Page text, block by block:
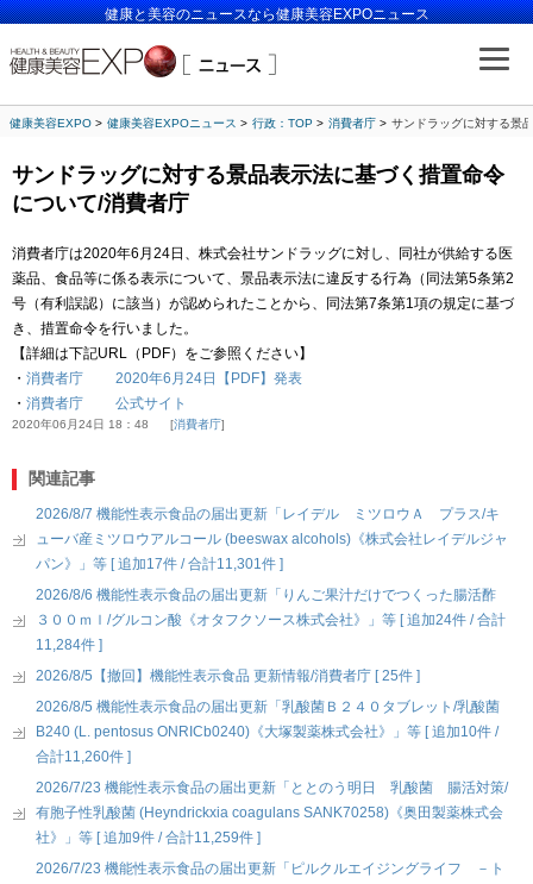
健康と美容のニュースなら健康美容EXPOニュース
健康美容EXPO 健康美容EXPOニュース 行政：TOP 消費者庁 サンドラッグに対する景
サンドラッグに対する景品表示法に基づく措置命令
について/消費者庁
消費者庁は2020年6月24日、株式会社サンドラッグに対し、同社が供給する医
薬品、食品等に係る表示について、景品表示法に違反する行為（同法第5条第2
号（有利誤認）に該当）が認められたことから、同法第7条第1項の規定に基づ
き、措置命令を行いました。
【詳細は下記URL（PDF）をご参照ください】
・ 消費者庁 2020年6月24日【PDF】発表
・ 消費者庁 公式サイト
2020年06月24日 18：48 消費者庁
関連記事
2026/8/7 機能性表示食品の届出更新「レイデル ミツロウＡ プラス/キ
ューバ産ミツロウアルコール (beeswax alcohols)《株式会社レイデルジャ
パン》」等 [ 追加17件 / 合計11,301件 ]
2026/8/6 機能性表示食品の届出更新「りんご果汁だけでつくった腸活酢
３００ｍｌ/グルコン酸《オタフクソース株式会社》」等 [ 追加24件 / 合計
11,284件 ]
2026/8/5【撤回】機能性表示食品 更新情報/消費者庁 [ 25件 ]
2026/8/5 機能性表示食品の届出更新「乳酸菌Ｂ２４０タブレット/乳酸菌
B240 (L. pentosus ONRICb0240)《大塚製薬株式会社》」等 [ 追加10件 /
合計11,260件 ]
2026/7/23 機能性表示食品の届出更新「ととのう明日 乳酸菌 腸活対策/
有胞子性乳酸菌 (Heyndrickxia coagulans SANK70258)《奥田製薬株式会
社》」等 [ 追加9件 / 合計11,259件 ]
2026/7/23 機能性表示食品の届出更新「ピルクルエイジングライフ －ト